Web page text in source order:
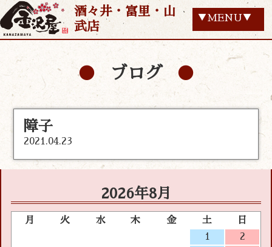
酒々井・富里・山
武店
▼MENU▼
ブログ
障子
2021.04.23
2026年8月
月 火 水 木 金 土
日
1
2